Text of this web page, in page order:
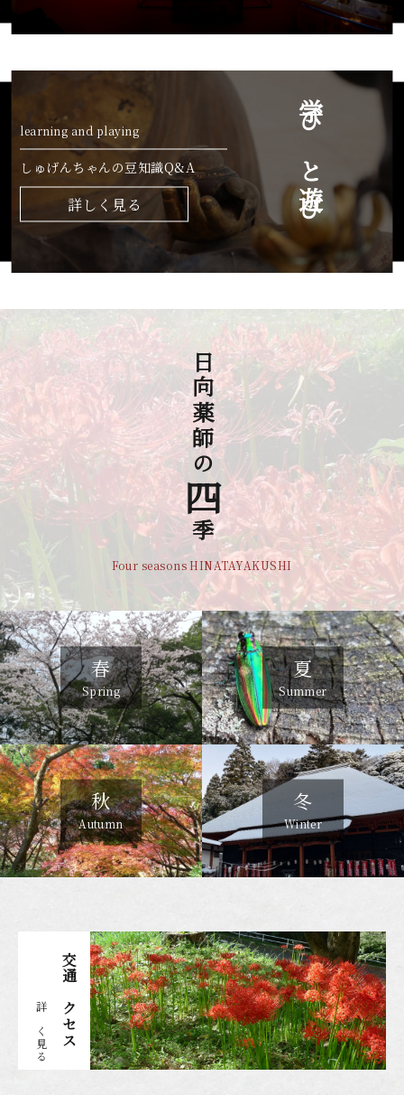
学びと遊び
learning and playing
しゅげんちゃんの豆知識Q&A
詳しく見る
日向薬師の
四
季
Four seasons HINATAYAKUSHI
春
Spring
夏
Summer
秋
Autumn
冬
Winter
交通アクセス
詳しく見る